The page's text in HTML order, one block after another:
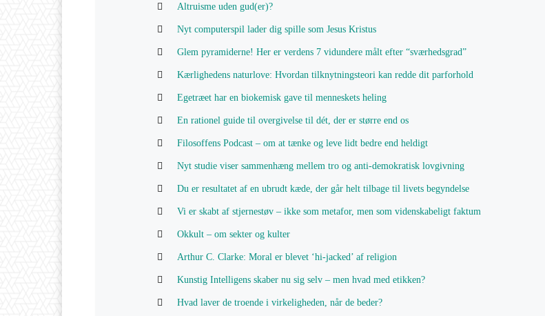
Altruisme uden gud(er)?
Nyt computerspil lader dig spille som Jesus Kristus
Glem pyramiderne! Her er verdens 7 vidundere målt efter “sværhedsgrad”
Kærlighedens naturlove: Hvordan tilknytningsteori kan redde dit parforhold
Egetræet har en biokemisk gave til menneskets heling
En rationel guide til overgivelse til dét, der er større end os
Filosoffens Podcast – om at tænke og leve lidt bedre end heldigt
Nyt studie viser sammenhæng mellem tro og anti-demokratisk lovgivning
Du er resultatet af en ubrudt kæde, der går helt tilbage til livets begyndelse
Vi er skabt af stjernestøv – ikke som metafor, men som videnskabeligt faktum
Okkult – om sekter og kulter
Arthur C. Clarke: Moral er blevet ‘hi-jacked’ af religion
Kunstig Intelligens skaber nu sig selv – men hvad med etikken?
Hvad laver de troende i virkeligheden, når de beder?